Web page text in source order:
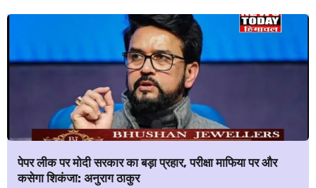
पेपर लीक पर मोदी सरकार का बड़ा प्रहार, परीक्षा माफिया पर और
कसेगा शिकंजा: अनुराग ठाकुर